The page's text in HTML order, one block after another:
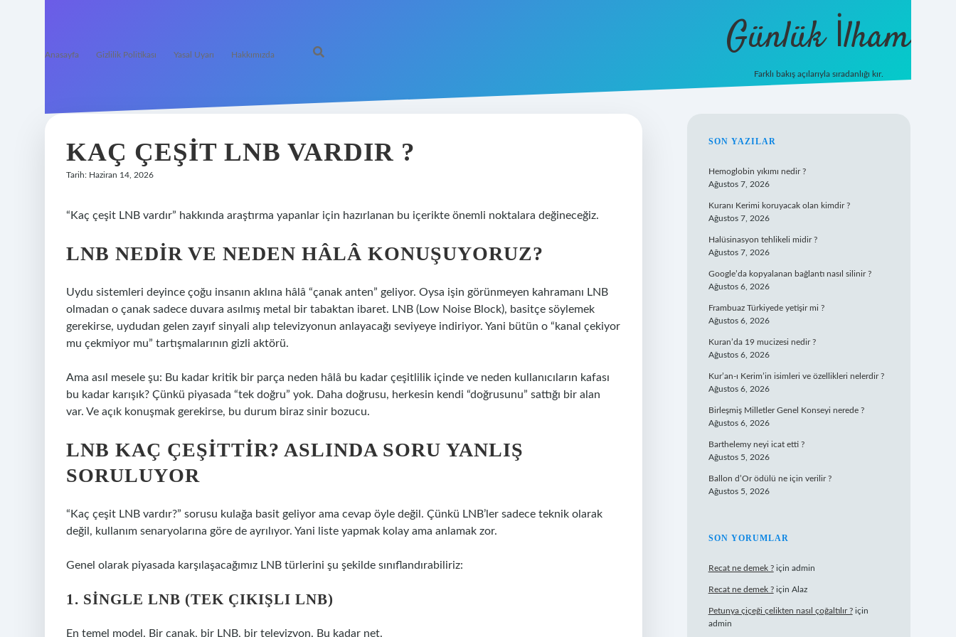
Anasayfa Gizlilik Politikası Yasal Uyarı Hakkımızda Günlük İlham
Farklı bakış açılarıyla sıradanlığı kır.
KAÇ ÇEŞIT LNB VARDIR ?
Tarih: Haziran 14, 2026
“Kaç çeşit LNB vardır” hakkında araştırma yapanlar için hazırlanan bu içerikte önemli noktalara değineceğiz.
LNB NEDIR VE NEDEN HÂLÂ KONUŞUYORUZ?
Uydu sistemleri deyince çoğu insanın aklına hâlâ “çanak anten” geliyor. Oysa işin görünmeyen kahramanı LNB
olmadan o çanak sadece duvara asılmış metal bir tabaktan ibaret. LNB (Low Noise Block), basitçe söylemek
gerekirse, uydudan gelen zayıf sinyali alıp televizyonun anlayacağı seviyeye indiriyor. Yani bütün o “kanal çekiyor
mu çekmiyor mu” tartışmalarının gizli aktörü.
Ama asıl mesele şu: Bu kadar kritik bir parça neden hâlâ bu kadar çeşitlilik içinde ve neden kullanıcıların kafası
bu kadar karışık? Çünkü piyasada “tek doğru” yok. Daha doğrusu, herkesin kendi “doğrusunu” sattığı bir alan
var. Ve açık konuşmak gerekirse, bu durum biraz sinir bozucu.
LNB KAÇ ÇEŞITTIR? ASLINDA SORU YANLIŞ
SORULUYOR
“Kaç çeşit LNB vardır?” sorusu kulağa basit geliyor ama cevap öyle değil. Çünkü LNB’ler sadece teknik olarak
değil, kullanım senaryolarına göre de ayrılıyor. Yani liste yapmak kolay ama anlamak zor.
Genel olarak piyasada karşılaşacağımız LNB türlerini şu şekilde sınıflandırabiliriz:
1. SINGLE LNB (TEK ÇIKIŞLI LNB)
En temel model. Bir çanak, bir LNB, bir televizyon. Bu kadar net.
SIDEBAR
SON YAZILAR
Hemoglobin yıkımı nedir ?
Ağustos 7, 2026
Kuranı Kerimi koruyacak olan kimdir ?
Ağustos 7, 2026
Halüsinasyon tehlikeli midir ?
Ağustos 7, 2026
Google’da kopyalanan bağlantı nasıl silinir ?
Ağustos 6, 2026
Frambuaz Türkiyede yetişir mi ?
Ağustos 6, 2026
Kuran’da 19 mucizesi nedir ?
Ağustos 6, 2026
Kur’an-ı Kerim’in isimleri ve özellikleri nelerdir ?
Ağustos 6, 2026
Birleşmiş Milletler Genel Konseyi nerede ?
Ağustos 6, 2026
Barthelemy neyi icat etti ?
Ağustos 5, 2026
Ballon d’Or ödülü ne için verilir ?
Ağustos 5, 2026
SON YORUMLAR
Recat ne demek ?için admin
Recat ne demek ?için Alaz
Petunya çiçeği çelikten nasıl çoğaltılır ?için
admin